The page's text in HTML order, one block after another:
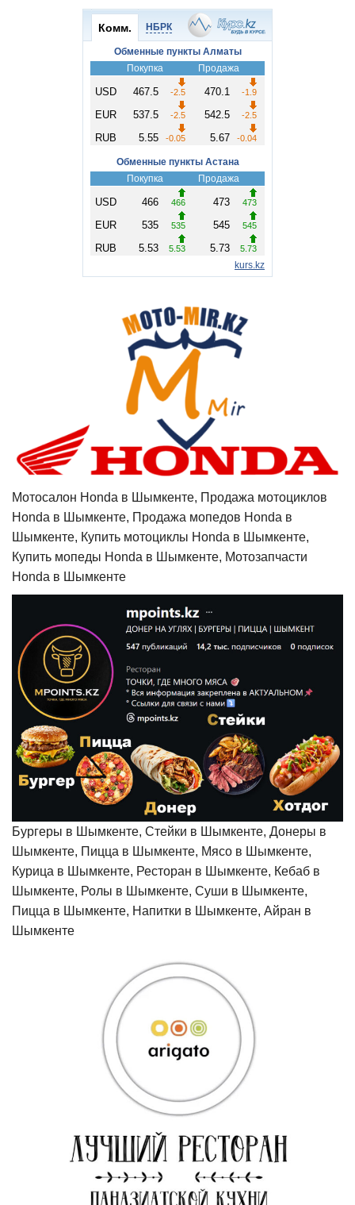
Мотосалон Honda в Шымкенте, Продажа мотоциклов
Honda в Шымкенте, Продажа мопедов Honda в
Шымкенте, Купить мотоциклы Honda в Шымкенте,
Купить мопеды Honda в Шымкенте, Мотозапчасти
Honda в Шымкенте
Бургеры в Шымкенте, Стейки в Шымкенте, Донеры в
Шымкенте, Пицца в Шымкенте, Мясо в Шымкенте,
Курица в Шымкенте, Ресторан в Шымкенте, Кебаб в
Шымкенте, Ролы в Шымкенте, Суши в Шымкенте,
Пицца в Шымкенте, Напитки в Шымкенте, Айран в
Шымкенте